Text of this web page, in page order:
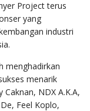
Project terus
yang
industri
menghadirkan
menarik
NDX A.K.A,
Feel Koplo,